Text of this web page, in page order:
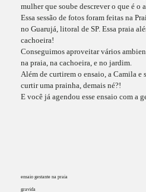
mulher que soube descrever o que é o
Essa sessão de fotos foram feitas na
no Guarujá, litoral de SP. Essa praia
cachoeira!
Conseguimos aproveitar vários
na praia, na cachoeira, e no jardim.
Além de curtirem o ensaio, a Camila
curtir uma prainha, demais né?!
E você já agendou esse ensaio com a
ensaio gestante na praia
gravida